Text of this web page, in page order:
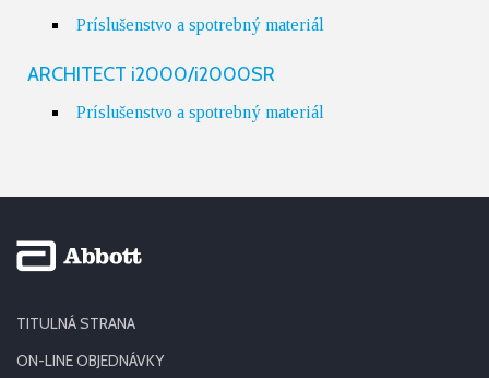
Príslušenstvo a spotrebný materiál
ARCHITECT i2000/i2000SR
Príslušenstvo a spotrebný materiál
TITULNÁ STRANA
ON-LINE OBJEDNÁVKY